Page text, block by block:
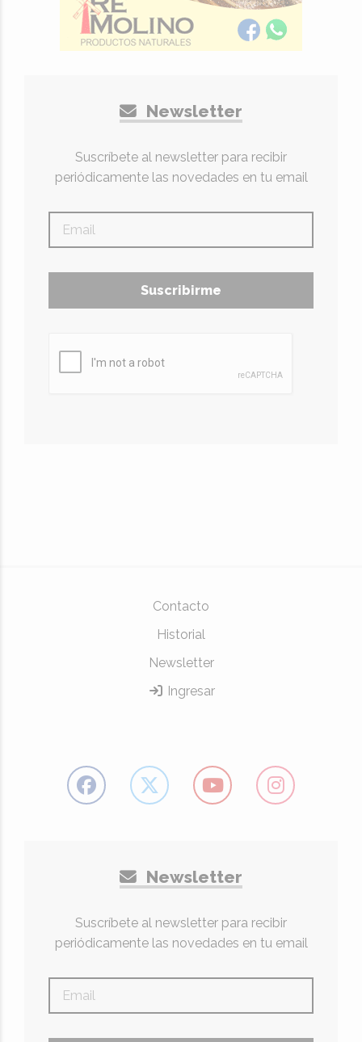
Newsletter
Suscríbete al newsletter para recibir
periódicamente las novedades en tu email
Suscribirme
Contacto
Historial
Newsletter
Ingresar
Newsletter
Suscríbete al newsletter para recibir
periódicamente las novedades en tu email